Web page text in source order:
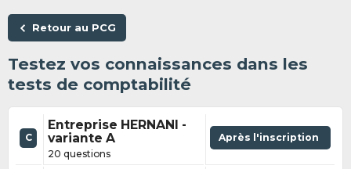
Retour au PCG
Testez vos connaissances dans les
tests de comptabilité
C
Entreprise HERNANI -
variante A
20 questions
Après l'inscription